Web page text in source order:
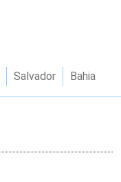
Salvador Bahia